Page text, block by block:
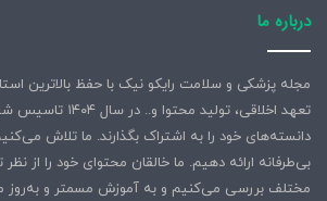
درباره ما
مجله پزشکی و سلامت رایکو نیک با حفظ بالاترین
تعهد اخلاقی، تولید
دانسته‌های خود را به اشتراک بگذارند. ما تلاش
بی‌طرفانه ارائه دهیم. ما خالقان محتوای خود را از
مختلف بررسی می‌کنیم و به آموزش مسمتر و به‌روز